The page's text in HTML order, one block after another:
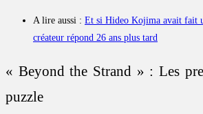
A lire aussi : Et si Hideo Kojima avait fait
créateur répond 26 ans plus tard
« Beyond the Strand » : Les
puzzle